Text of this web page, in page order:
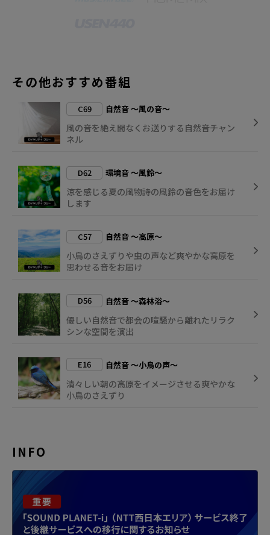
その他おすすめ番組
C69 自然音 ～風の音～
風の音を絶え間なくお送りする自然音チャン
ネル
D62 環境音 ～風鈴～
涼を感じる夏の風物詩の風鈴の音色をお届け
します
C57 自然音 ～高原～
小鳥のさえずりや虫の声など爽やかな高原を
思わせる音をお届け
D56 自然音 ～森林浴～
優しい自然音で都会の喧騒から離れたリラク
シンな空間を演出
E16 自然音 ～小鳥の声～
清々しい朝の高原をイメージさせる爽やかな
小鳥のさえずり
INFO